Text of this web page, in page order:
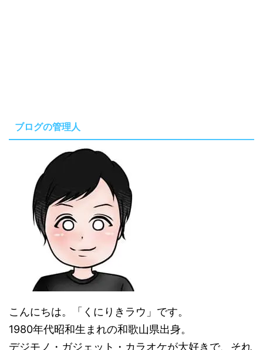
ブログの管理人
こんにちは。「くにりきラウ」です。
1980年代昭和生まれの和歌山県出身。
デジモノ・ガジェット・カラオケが大好きで、それ